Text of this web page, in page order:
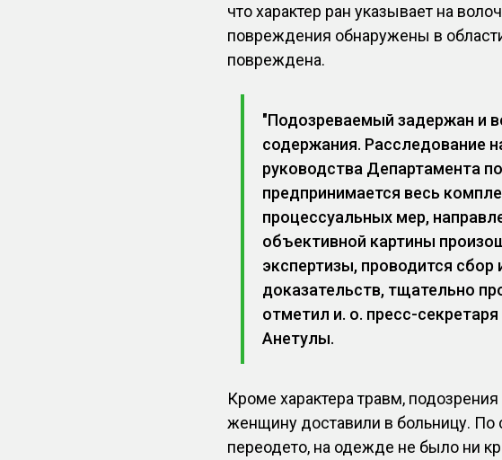
что характер ран указывает на
повреждения обнаружены в
повреждена.
"Подозреваемый задержан и
содержания. Расследование
руководства Департамента
предпринимается весь
процессуальных мер,
объективной картины
экспертизы, проводится сбор
доказательств, тщательно
отметил и. о. пресс-
Анетулы.
Кроме характера травм,
женщину доставили в больницу.
переодето, на одежде не было ни